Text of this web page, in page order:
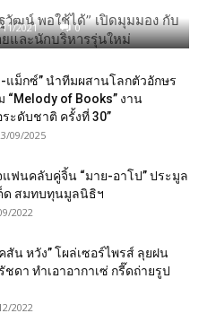
2021 0
แม็กซ์” นำทีมผสานโลกตัวอักษร
“Melody of Books” งาน
ะดับชาติ ครั้งที่ 30”
09/2025
แฟนคลับคู่จิ้น “มาย-อาโป” ประมูล
ด สมทบทุนมูลนิธิฯ
2022
สัน หวัง” โผล่เซอร์ไพรส์ ลุยฝน
ดา ทำเอาอากาเซ่ กรี๊ดถ่ายรูป
2022